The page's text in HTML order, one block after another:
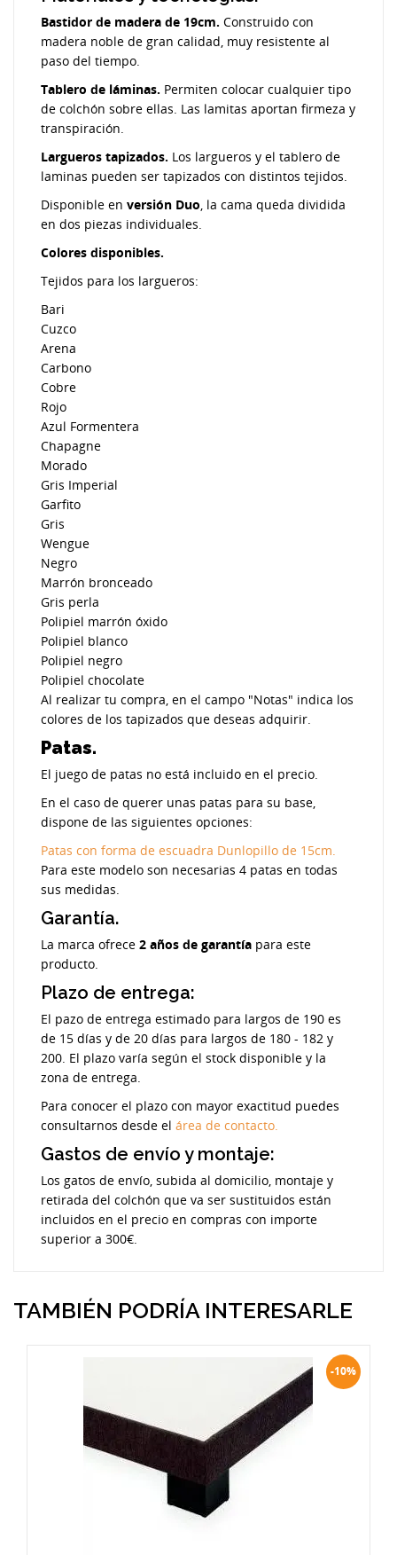
Bastidor de madera de 19cm. Construido con
madera noble de gran calidad, muy resistente al
paso del tiempo.
Tablero de láminas. Permiten colocar cualquier tipo
de colchón sobre ellas. Las lamitas aportan firmeza y
transpiración.
Largueros tapizados. Los largueros y el tablero de
laminas pueden ser tapizados con distintos tejidos.
Disponible en versión Duo, la cama queda dividida
en dos piezas individuales.
Colores disponibles.
Tejidos para los largueros:
Bari
Cuzco
Arena
Carbono
Cobre
Rojo
Azul Formentera
Chapagne
Morado
Gris Imperial
Garfito
Gris
Wengue
Negro
Marrón bronceado
Gris perla
Polipiel marrón óxido
Polipiel blanco
Polipiel negro
Polipiel chocolate
Al realizar tu compra, en el campo "Notas" indica los
colores de los tapizados que deseas adquirir.
Patas.
El juego de patas no está incluido en el precio.
En el caso de querer unas patas para su base,
dispone de las siguientes opciones:
Patas con forma de escuadra Dunlopillo de 15cm.
Para este modelo son necesarias 4 patas en todas
sus medidas.
Garantía.
La marca ofrece 2 años de garantía para este
producto.
Plazo de entrega:
El pazo de entrega estimado para largos de 190 es
de 15 días y de 20 días para largos de 180 - 182 y
200. El plazo varía según el stock disponible y la
zona de entrega.
Para conocer el plazo con mayor exactitud puedes
consultarnos desde el área de contacto.
Gastos de envío y montaje:
Los gatos de envío, subida al domicilio, montaje y
retirada del colchón que va ser sustituidos están
incluidos en el precio en compras con importe
superior a 300€.
TAMBIÉN PODRÍA INTERESARLE
-10%